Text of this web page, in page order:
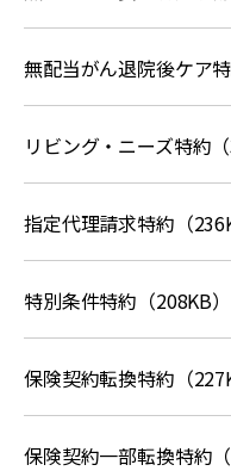
無配当がん退院後ケア
リビング・ニーズ特約（
指定代理請求特約（
特別条件特約（208KB）
保険契約転換特約（
保険契約一部転換特約（